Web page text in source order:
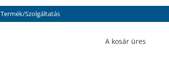
Termék/Szolgáltatás
A kosár üres